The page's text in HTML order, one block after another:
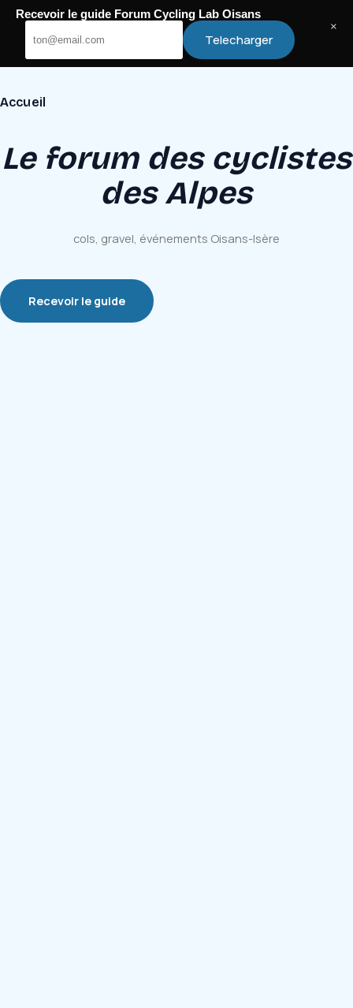
Passer
contenu
Cycling Lab Oisans
Accueil
Le forum des cyclistes
des Alpes
cols, gravel, événements Oisans-Isère
Recevoir le guide
Recevoir le guide Forum Cycling Lab Oisans
Telecharger
×